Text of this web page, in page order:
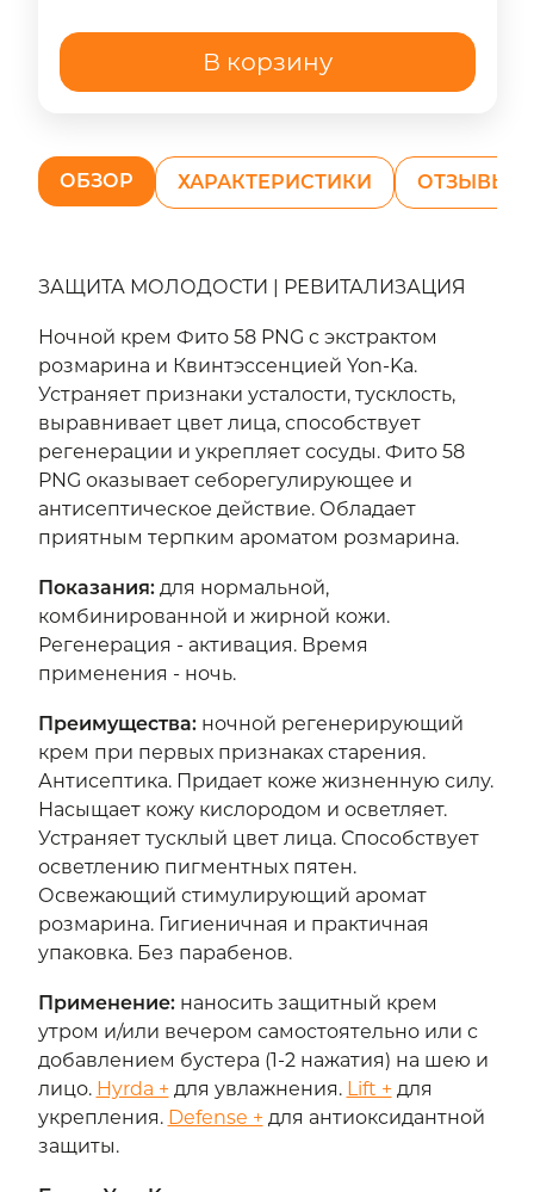
В корзину
ОБЗОР ХАРАКТЕРИСТИКИ ОТЗЫВЫ
ЗАЩИТА МОЛОДОСТИ | РЕВИТАЛИЗАЦИЯ
Ночной крем Фито 58 PNG c экстрактом
розмарина и Квинтэссенцией Yon-Ka.
Устраняет признаки усталости, тусклость,
выравнивает цвет лица, способствует
регенерации и укрепляет сосуды. Фито 58
PNG оказывает себорегулирующее и
антисептическое действие. Обладает
приятным терпким ароматом розмарина.
Показания:для нормальной,
комбинированной и жирной кожи.
Регенерация - активация. Время
применения - ночь.
Преимущества:ночной регенерирующий
крем при первых признаках старения.
Антисептика. Придает коже жизненную силу.
Насыщает кожу кислородом и осветляет.
Устраняет тусклый цвет лица. Способствует
осветлению пигментных пятен.
Освежающий стимулирующий аромат
розмарина. Гигиеничная и практичная
упаковка. Без парабенов.
Применение:наносить защитный крем
утром и/или вечером самостоятельно или с
добавлением бустера (1-2 нажатия) на шею и
лицо. Hyrda + для увлажнения. Lift + для
укрепления. Defense + для антиоксидантной
защиты.